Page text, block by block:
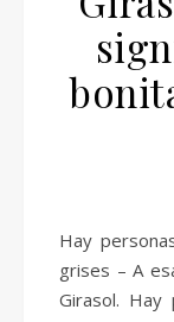
Hay personas que iluminan incluso los días más
grises – A
Girasol. Hay